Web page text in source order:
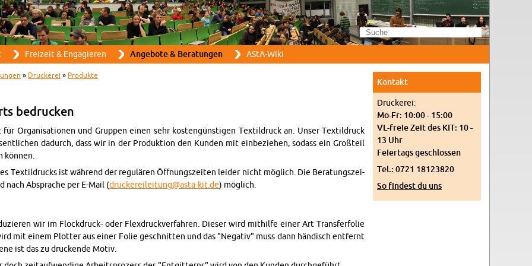
Direkt zum Inhalt
Frei­zeit & En­ga­gie­ren An­ge­bo­te & Be­ra­tun­gen AStA-Wi­ki
» Dru­cke­rei » Pro­duk­te
be­dru­cken
Or­ga­ni­sa­tio­nen und Grup­pen einen sehr kos­ten­güns­ti­gen Tex­til­druck an. Unser Tex­til­druck
da­durch, dass wir in der Pro­duk­ti­on den Kun­den mit ein­be­zie­hen, so­dass ein Groß­teil
kön­nen.
Tex­til­drucks ist wäh­rend der re­gu­lä­ren Öff­nungs­zei­ten lei­der nicht mög­lich. Die Be­ra­tungs­zei­
nach Ab­spra­che per E-Mail (dru​cker​eile​itun​g@​asta-​kit.​de) mög­lich.
wir im Flock­druck- oder Flex­druck­ver­fah­ren. Die­ser wird mit­hil­fe einer Art Trans­fer­fo­lie
mit einem Plot­ter aus einer Folie ge­schnit­ten und das "Ne­ga­tiv" muss dann hän­disch ent­fernt
ist das zu dru­cken­de Motiv.
Kon­takt
Dru­cke­rei:
Mo-Fr: 10:00 - 15:00
VL-freie Zeit des KIT: 10 -
13 Uhr
Fei­er­tags ge­schlos­sen
Tel.: 0721 18123820
So fin­dest du uns